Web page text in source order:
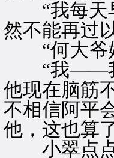
“我每天早
然不能再过
“何大爷
“我——我
他现在脑筋
不相信阿平
他，这也算
小翠点点